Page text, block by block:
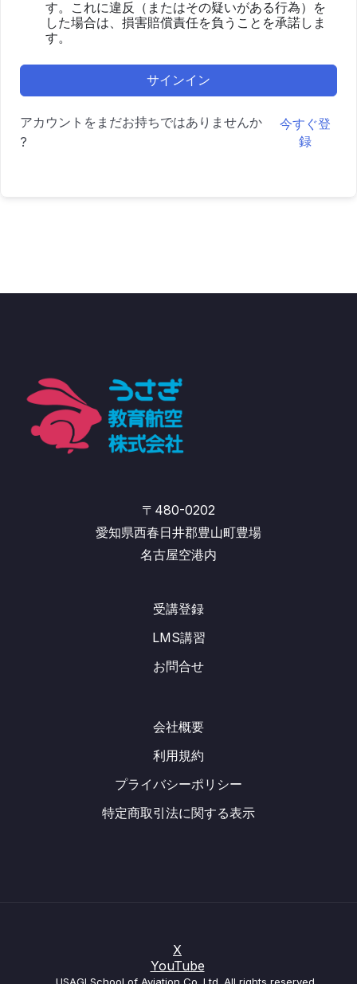
す。これに違反（またはその疑いがある行為）を
した場合は、損害賠償責任を負うことを承諾しま
す。
サインイン
アカウントをまだお持ちではありませんか
?
今すぐ登
録
〒480-0202
愛知県西春日井郡豊山町豊場
名古屋空港内
受講登録
LMS講習
お問合せ
会社概要
利用規約
プライバシーポリシー
特定商取引法に関する表示
X
YouTube